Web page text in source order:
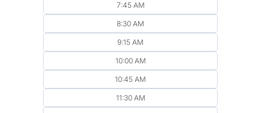
7:45 AM
8:30 AM
9:15 AM
10:00 AM
10:45 AM
11:30 AM